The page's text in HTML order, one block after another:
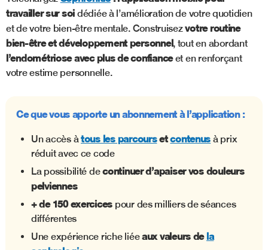
travailler sur soi dédiée à l’amélioration de votre quotidien
et de votre bien-être mentale. Construisezvotre routine
bien-être et développement personnel, tout en abordant
l’endométriose avec plus de confianceet en renforçant
votre estime personnelle.
Ce que vous apporte un abonnement à l’application :
Un accès àtous les parcoursetcontenus à prix
réduit avec ce code
La possibilité decontinuer d’apaiser vos douleurs
pelviennes
+ de 150 exercices pour des milliers de séances
différentes
Une expérience riche liéeaux valeurs de la